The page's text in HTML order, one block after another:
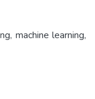
machine learning,